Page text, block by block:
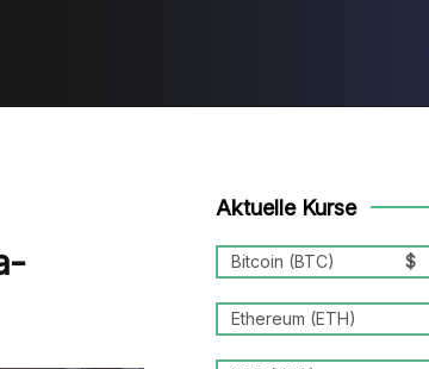
Aktuelle Kurse
Bitcoin (BTC) $
Ethereum (ETH)